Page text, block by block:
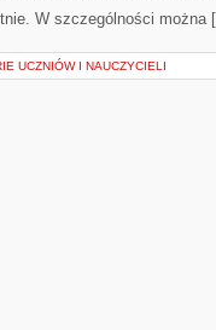
W szczególności
UCZNIÓW I NAUCZYCIELI